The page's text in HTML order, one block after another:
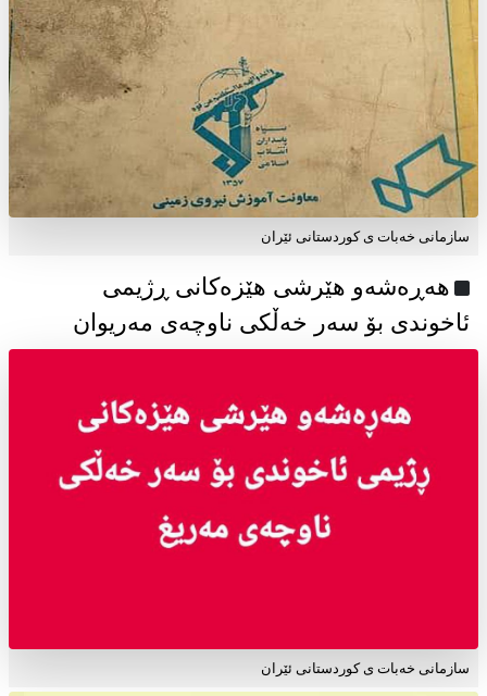
سازمانی خەبات ی كوردستانی ئێران
هەڕەشەو هێرشی هێزەکانی ڕژیمی
ئاخوندی بۆ سەر خەڵکی ناوچەی مەریوان
سازمانی خەبات ی کوردستانی ئێران